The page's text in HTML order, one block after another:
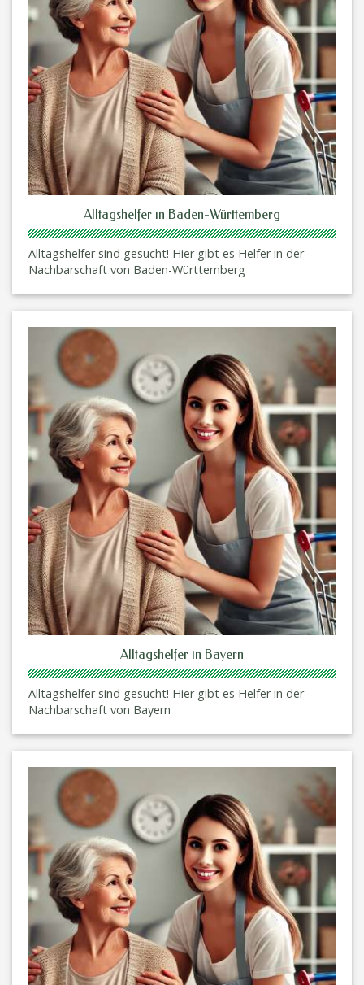
Alltagshelfer in Baden-Württemberg
Alltagshelfer sind gesucht! Hier gibt es Helfer in der
Nachbarschaft von Baden-Württemberg
Alltagshelfer in Bayern
Alltagshelfer sind gesucht! Hier gibt es Helfer in der
Nachbarschaft von Bayern